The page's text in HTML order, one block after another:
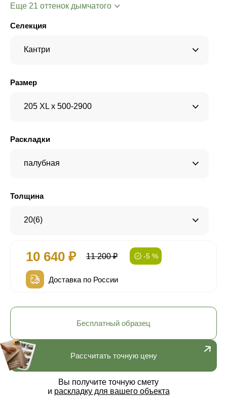
Еще 21 оттенок дымчатого
Селекция
Кантри
Размер
205 XL x 500-2900
Раскладки
палубная
Толщина
20(6)
10 640 ₽ 11 200 ₽ -5 %
Доставка по России
Рассчитать точную цену
Вы получите точную смету
и раскладку для вашего объекта
Бесплатный образец